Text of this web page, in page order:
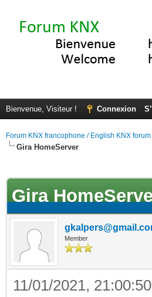
Bienvenue, Visiteur ! Connexion
Forum KNX francophone / English KNX forum
Gira HomeServer
Gira
Member
11/01/2021, 21:00:50